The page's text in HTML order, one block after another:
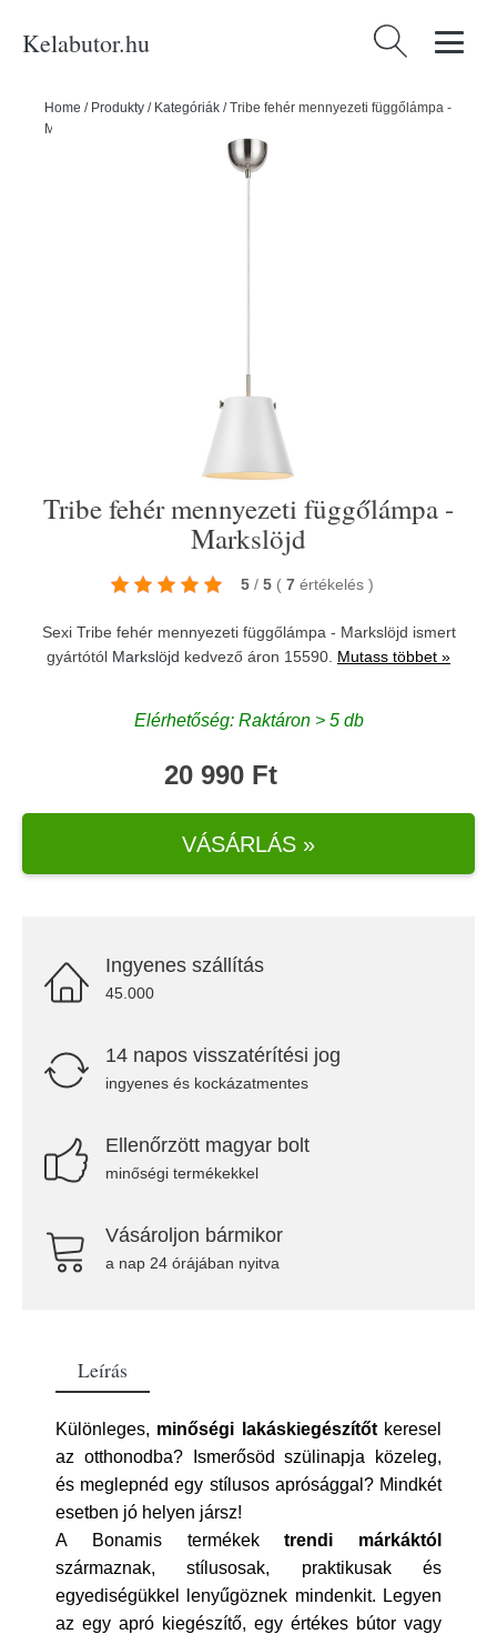
Kelabutor.hu Keresés:
Home / Produkty / Kategóriák /Tribe fehér mennyezeti függőlámpa -
Markslöjd
Tribe fehér mennyezeti függőlámpa -
Markslöjd
5 / 5 ( 7 értékelés )
Sexi Tribe fehér mennyezeti függőlámpa - Markslöjd ismert
gyártótól Markslöjd kedvező áron 15590. Mutass többet »
Elérhetőség: Raktáron > 5 db
20 990 Ft
VÁSÁRLÁS »
Ingyenes szállítás
45.000
14 napos visszatérítési jog
ingyenes és kockázatmentes
Ellenőrzött magyar bolt
minőségi termékekkel
Vásároljon bármikor
a nap 24 órájában nyitva
Leírás
Különleges, minőségi lakáskiegészítőtkeresel
az otthonodba? Ismerősöd szülinapja közeleg,
és meglepnéd egy stílusos aprósággal? Mindkét
esetben jó helyen jársz!
A Bonamis termékektrendi márkáktól
származnak, stílusosak, praktikusak és
egyediségükkel lenyűgöznek mindenkit. Legyen
az egy apró kiegészítő, egy értékes bútor vagy